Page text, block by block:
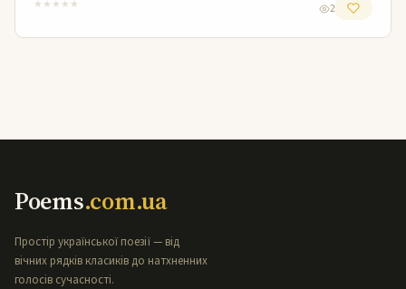
★ ★ ★ ★ ★ 2
Poems.com.ua
Простір української поезії — від
вічних рядків класиків до натхненних
голосів сучасності.